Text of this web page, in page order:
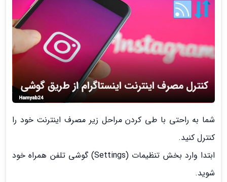
شما به راحتی با طی کردن مراحل زیر مصرف اینترنت خود را
کنترل کنید.
ابتدا وارد بخش تنظیمات (Settings) گوشی تلفن همراه خود
شوید.